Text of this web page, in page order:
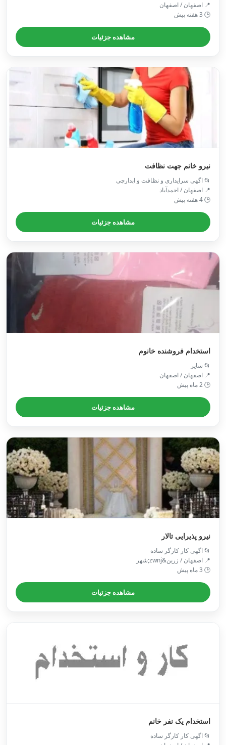
📍 اصفهان / اصفهان
🕒 3 هفته پیش
مشاهده جزئیات
نیرو خانم جهت نظافت
📂 اگهی سرایداری و نظافت و ابدارچی
📍 اصفهان / احمدآباد
🕒 4 هفته پیش
مشاهده جزئیات
استخدام فروشنده خانوم
📂 سایر
📍 اصفهان / اصفهان
🕒 2 ماه پیش
مشاهده جزئیات
نیرو پذیرایی تالار
📂 اگهی کار کارگر ساده
📍 اصفهان / زرین&zwnj;شهر
🕒 3 ماه پیش
مشاهده جزئیات
استخدام یک نفر خانم
📂 اگهی کار کارگر ساده